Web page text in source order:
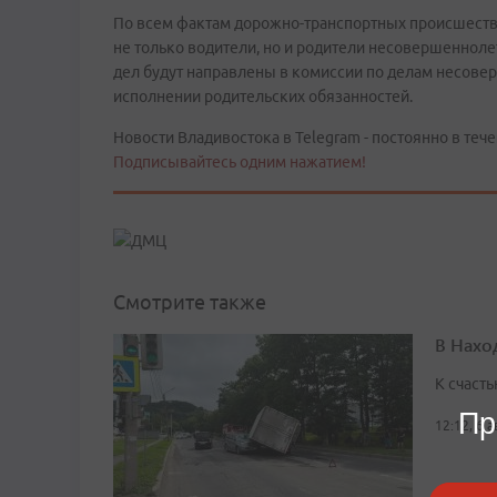
По всем фактам дорожно-транспортных
не только водители, но и родители
дел будут направлены в комиссии по делам
исполнении родительских обязанностей.
Новости Владивостока в Telegram - постоянно в
Подписывайтесь одним нажатием!
Смотрите также
В
К
12:12, 6